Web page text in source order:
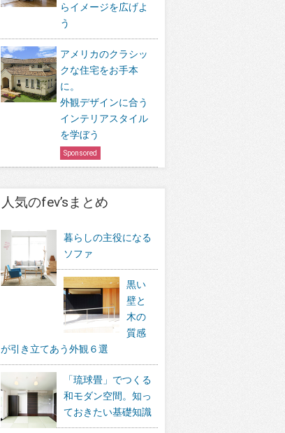
らイメージを広げよ
う
アメリカのクラシッ
クな住宅をお手本
に。
外観デザインに合う
インテリアスタイル
を学ぼう
Sponsored
人気のfev’sまとめ
暮らしの主役になる
ソファ
黒い
壁と
木の
質感
が引き立てあう外観６選
「琉球畳」でつくる
和モダン空間。知っ
ておきたい基礎知識